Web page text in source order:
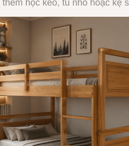
hộc kéo, tủ nhỏ hoặc kệ